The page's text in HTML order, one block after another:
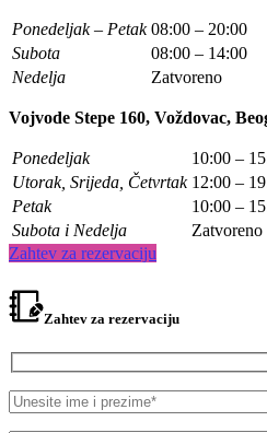
Ponedeljak – Petak 08:00 – 20:00
Subota
08:00 – 14:00
Nedelja
Zatvoreno
Vojvode Stepe 160, Voždovac,
Ponedeljak
10:00 –
Utorak, Srijeda, Četvrtak 12:00 –
Petak
10:00 –
Subota i Nedelja
Zatvoreno
Zahtev za rezervaciju
Zahtev za rezervaciju